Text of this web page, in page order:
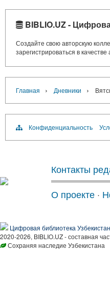
BIBLIO.UZ -
Создайте свою авторскую
зарегистрироваться в качестве
Главная › Дневники ›
Конфиденциальность
Контакты
О проекте ·
Цифровая библиотека
2020-2026, BIBLIO.UZ - составная
Сохраняя наследие Узбекистана